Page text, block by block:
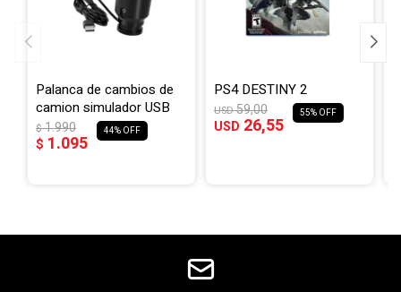
Palanca de cambios de
camion simulador USB
$ 1.095
$1.990 44
PS4 DESTINY 2
USD 26,55
USD59,00 55